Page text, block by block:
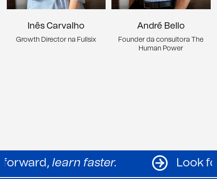
Inês Carvalho
Growth Director na Fullsix
André Bello
Founder da consultora The
Human Power
Look forward, learn faster.